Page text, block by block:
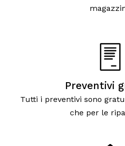
Preventivi
Tutti i preventivi sono
che per le